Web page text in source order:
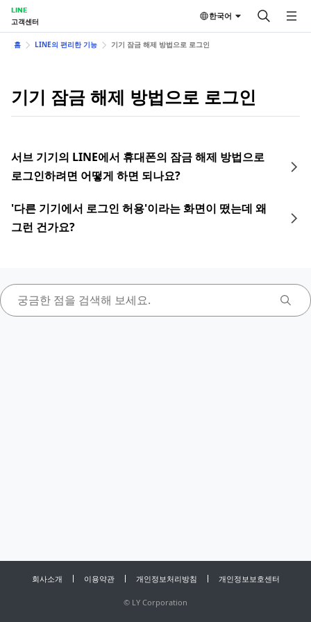
LINE
고객센터
한국어
홈 LINE의 편리한 기능 기기 잠금 해제 방법으로 로그인
기기 잠금 해제 방법으로 로그인
서브 기기의 LINE에서 휴대폰의 잠금 해제 방법으로
로그인하려면 어떻게 하면 되나요?
'다른 기기에서 로그인 허용'이라는 화면이 떴는데 왜
그런 건가요?
회사소개 이용약관 개인정보처리방침 개인정보보호센터
© LY Corporation